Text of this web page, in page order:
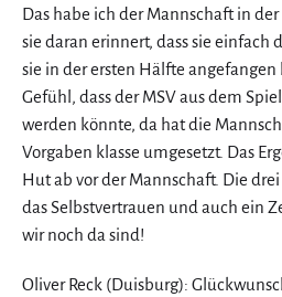
Das habe ich der Mannschaft in
sie daran erinnert, dass sie einfach
sie in der ersten Hälfte angefangen
Gefühl, dass der MSV aus dem
werden könnte, da hat die
Vorgaben klasse umgesetzt. Das
Hut ab vor der Mannschaft. Die
das Selbstvertrauen und auch ein
wir noch da sind!
Oliver Reck (Duisburg):